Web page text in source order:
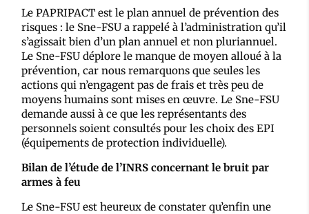
Le PAPRIPACT est le plan annuel de prévention des
risques : le Sne-FSU a rappelé à l’administration qu’il
s’agissait bien d’un plan annuel et non pluriannuel.
Le Sne-FSU déplore le manque de moyen alloué à la
prévention, car nous remarquons que seules les
actions qui n’engagent pas de frais et très peu de
moyens humains sont mises en œuvre. Le Sne-FSU
demande aussi à ce que les représentants des
personnels soient consultés pour les choix des EPI
(équipements de protection individuelle).
Bilan de l’étude de l’INRS concernant le bruit par
armes à feu
Le Sne-FSU est heureux de constater qu’enfin une